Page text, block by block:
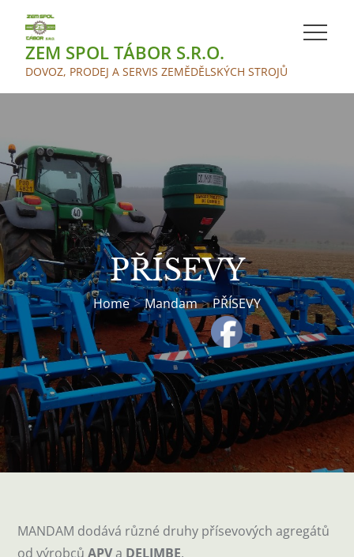
contentZEM SPOL TÁBOR S.R.O.
DOVOZ, PRODEJ A SERVIS ZEMĚDĚLSKÝCH STROJŮ
PŘÍSEVY
Home Mandam PŘÍSEVY
MANDAM dodává různé druhy přísevových agregátů
od výrobců APVa DELIMBE.